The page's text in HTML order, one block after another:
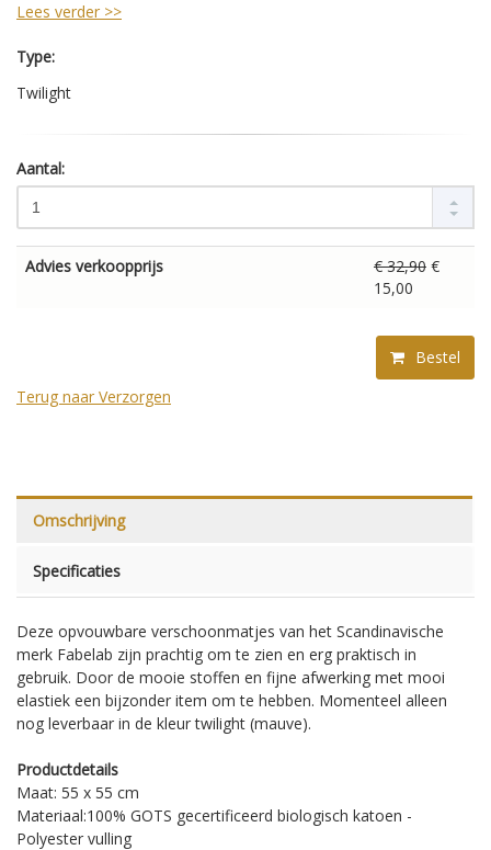
Lees verder >>
Type:
Twilight
Aantal:
Advies verkoopprijs € 32,90 €
15,00
Bestel
Terug naar Verzorgen
Omschrijving
Specificaties
Deze opvouwbare verschoonmatjes van het Scandinavische
merk Fabelab zijn prachtig om te zien en erg praktisch in
gebruik. Door de mooie stoffen en fijne afwerking met mooi
elastiek een bijzonder item om te hebben. Momenteel alleen
nog leverbaar in de kleur twilight (mauve).
Productdetails
Maat: 55 x 55 cm
Materiaal:100% GOTS gecertificeerd biologisch katoen -
Polyester vulling